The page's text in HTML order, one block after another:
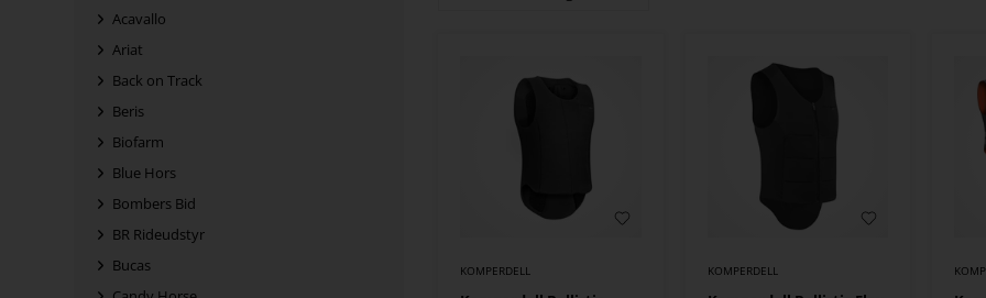
Acavallo
Ariat
Back on Track
Beris
Biofarm
Blue Hors
Bombers Bid
BR Rideudstyr
Bucas
KOMPERDELL KOMPERDELL